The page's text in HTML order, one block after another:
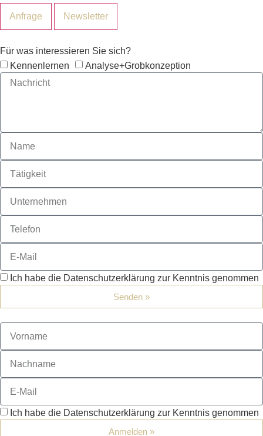
Anfrage Newsletter
Für was interessieren Sie sich?
Kennenlernen
Analyse+Grobkonzeption
Ich habe die Datenschutzerklärung zur Kenntnis genommen
Senden »
Ich habe die Datenschutzerklärung zur Kenntnis genommen
Anmelden »